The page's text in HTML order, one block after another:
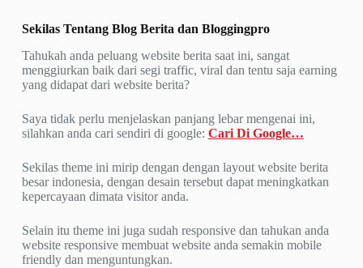
Sekilas Tentang Blog Berita dan Bloggingpro
Tahukah anda peluang website berita saat ini, sangat
menggiurkan baik dari segi traffic, viral dan tentu saja earning
yang didapat dari website berita?
Saya tidak perlu menjelaskan panjang lebar mengenai ini,
silahkan anda cari sendiri di google: Cari Di Google…
Sekilas theme ini mirip dengan dengan layout website berita
besar indonesia, dengan desain tersebut dapat meningkatkan
kepercayaan dimata visitor anda.
Selain itu theme ini juga sudah responsive dan tahukan anda
website responsive membuat website anda semakin mobile
friendly dan menguntungkan.